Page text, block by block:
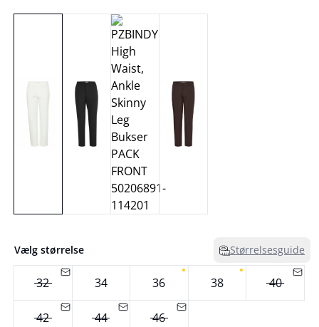
Vælg størrelse Størrelsesguide
32 34 36 38 40
42 44 46